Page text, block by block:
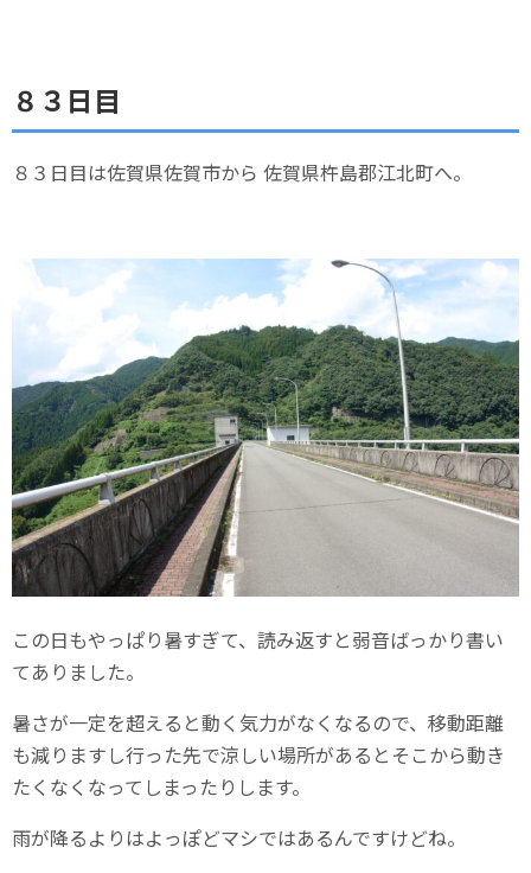
８３日目
８３日目は佐賀県佐賀市から 佐賀県杵島郡江北町へ。
この日もやっぱり暑すぎて、読み返すと弱音ばっかり書い
てありました。
暑さが一定を超えると動く気力がなくなるので、移動距離
も減りますし行った先で涼しい場所があるとそこから動き
たくなくなってしまったりします。
雨が降るよりはよっぽどマシではあるんですけどね。